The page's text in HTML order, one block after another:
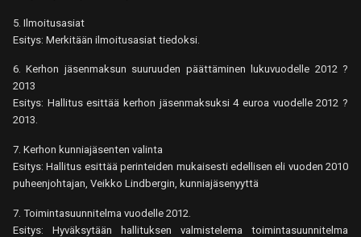
5. Ilmoitusasiat
Esitys: Merkitään ilmoitusasiat tiedoksi.
6. Kerhon jäsenmaksun suuruuden päättäminen lukuvuodelle 2012 ?
2013
Esitys: Hallitus esittää kerhon jäsenmaksuksi 4 euroa vuodelle 2012 ?
2013.
7. Kerhon kunniajäsenten valinta
Esitys: Hallitus esittää perinteiden mukaisesti edellisen eli vuoden 2010
puheenjohtajan, Veikko Lindbergin, kunniajäsenyyttä
7. Toimintasuunnitelma vuodelle 2012.
Esitys: Hyväksytään hallituksen valmistelema toimintasuunnitelma